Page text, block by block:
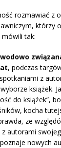
rozmawiać z
którzy
tak:
, podczas
z
książek.
do książek”,
kocha
ze
z autorami
nowych